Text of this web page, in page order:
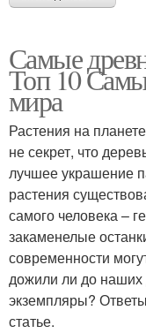
Самые
Топ 10
мира
Растения на
не секрет, что
лучшее украшение
растения
самого человека –
закаменелые
современности
дожили ли до наших
экземпляры?
статье.